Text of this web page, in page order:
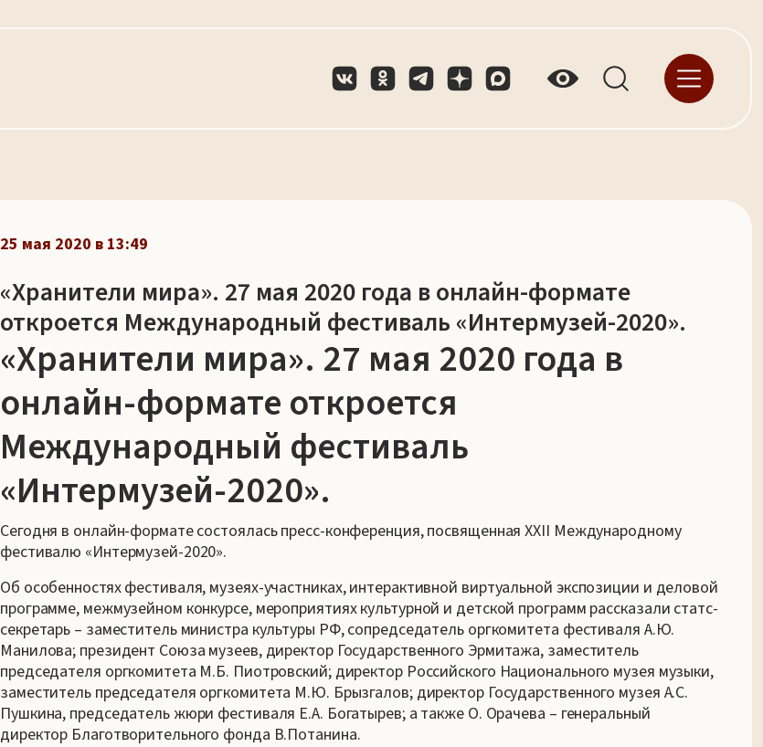
25 мая 2020 в 13:49
«Хранители мира». 27 мая 2020 года в онлайн-формате
откроется Международный фестиваль «Интермузей-2020».
«Хранители мира». 27 мая 2020 года в
онлайн-формате откроется
Международный фестиваль
«Интермузей-2020».
Сегодня в онлайн-формате состоялась пресс-конференция, посвященная XXII Международному
фестивалю «Интермузей-2020».
Об особенностях фестиваля, музеях-участниках, интерактивной виртуальной экспозиции и деловой
программе, межмузейном конкурсе, мероприятиях культурной и детской программ рассказали статс-
секретарь – заместитель министра культуры РФ, сопредседатель оргкомитета фестиваля А.Ю.
Манилова; президент Союза музеев, директор Государственного Эрмитажа, заместитель
председателя оргкомитета М.Б. Пиотровский; директор Российского Национального музея музыки,
заместитель председателя оргкомитета М.Ю. Брызгалов; директор Государственного музея А.С.
Пушкина, председатель жюри фестиваля Е.А. Богатырев; а также О. Орачева – генеральный
директор Благотворительного фонда В.Потанина.